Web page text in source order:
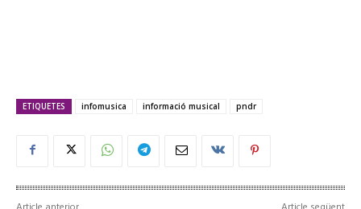
ETIQUETES infomusica informació musical pndr